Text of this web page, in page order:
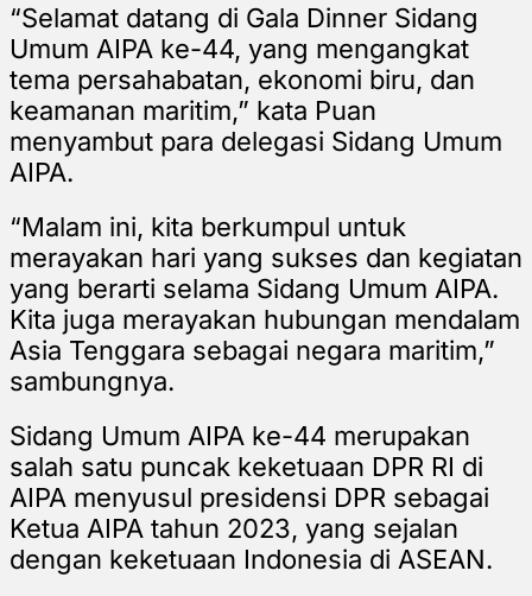
“Selamat datang di Gala Dinner Sidang
Umum AIPA ke-44, yang mengangkat
tema persahabatan, ekonomi biru, dan
keamanan maritim,” kata Puan
menyambut para delegasi Sidang Umum
AIPA.
“Malam ini, kita berkumpul untuk
merayakan hari yang sukses dan kegiatan
yang berarti selama Sidang Umum AIPA.
Kita juga merayakan hubungan mendalam
Asia Tenggara sebagai negara maritim,”
sambungnya.
Sidang Umum AIPA ke-44 merupakan
salah satu puncak keketuaan DPR RI di
AIPA menyusul presidensi DPR sebagai
Ketua AIPA tahun 2023, yang sejalan
dengan keketuaan Indonesia di ASEAN.